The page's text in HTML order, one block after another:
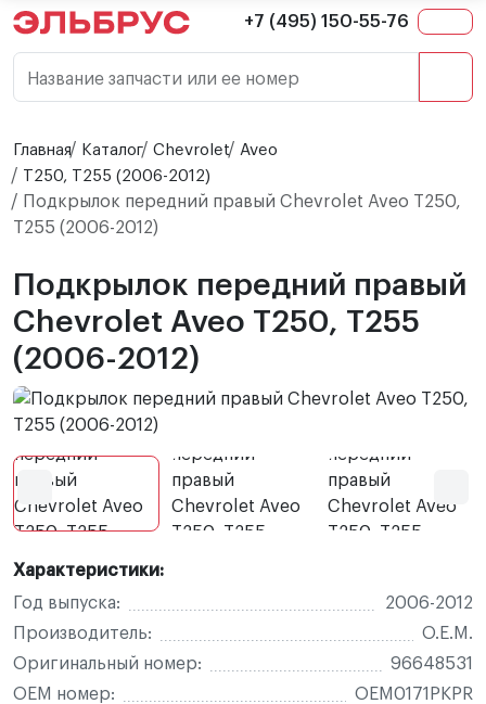
+7 (495) 150-55-76
Название запчасти или ее номер
Главная Каталог Chevrolet Aveo
T250, T255 (2006-2012)
Подкрылок передний правый Chevrolet Aveo T250,
T255 (2006-2012)
Подкрылок передний правый
Chevrolet Aveo T250, T255
(2006-2012)
Характеристики:
Год выпуска:
2006-2012
Производитель:
O.E.M.
Оригинальный номер:
96648531
OEM номер:
OEM0171PKPR